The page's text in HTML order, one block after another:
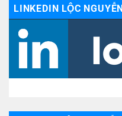
LINKEDIN LỘC NGUYỄN